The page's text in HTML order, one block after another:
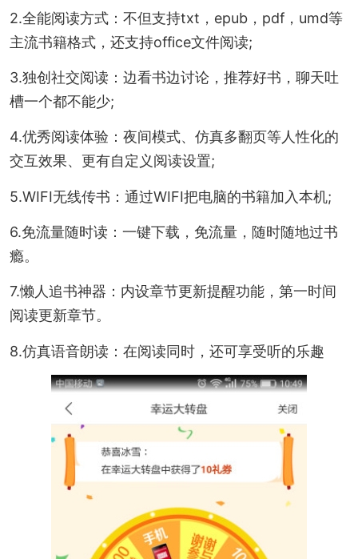
2.全能阅读方式：不但支持txt，epub，pdf，umd等
主流书籍格式，还支持office文件阅读;
3.独创社交阅读：边看书边讨论，推荐好书，聊天吐
槽一个都不能少;
4.优秀阅读体验：夜间模式、仿真多翻页等人性化的
交互效果、更有自定义阅读设置;
5.WIFI无线传书：通过WIFI把电脑的书籍加入本机;
6.免流量随时读：一键下载，免流量，随时随地过书
瘾。
7.懒人追书神器：内设章节更新提醒功能，第一时间
阅读更新章节。
8.仿真语音朗读：在阅读同时，还可享受听的乐趣